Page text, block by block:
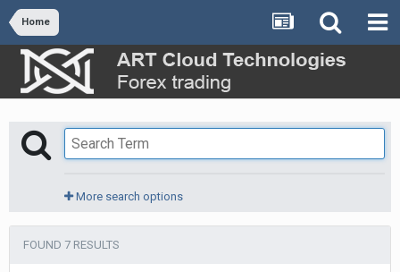
Home
More search options
FOUND 7 RESULTS